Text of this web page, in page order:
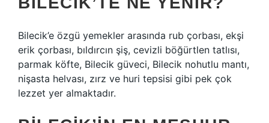
Bilecik’e özgü yemekler arasında rub çorbası, ekşi
erik çorbası, bıldırcın şiş, cevizli böğürtlen tatlısı,
parmak köfte, Bilecik güveci, Bilecik nohutlu mantı,
nişasta helvası, zırz ve huri tepsisi gibi pek çok
lezzet yer almaktadır.